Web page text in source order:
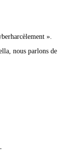
».
nous parlons